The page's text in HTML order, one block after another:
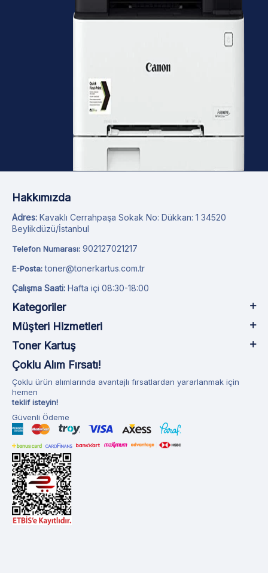
Hakkımızda
Adres: Kavaklı Cerrahpaşa Sokak No: Dükkan: 1 34520
Beylikdüzü/İstanbul
Telefon Numarası: 902127021217
E-Posta: toner@tonerkartus.com.tr
Çalışma Saati: Hafta içi 08:30-18:00
Kategoriler
Müşteri Hizmetleri
Toner Kartuş
Çoklu Alım Fırsatı!
Çoklu ürün alımlarında avantajlı fırsatlardan yararlanmak için
hemen
teklif isteyin!
Güvenli Ödeme